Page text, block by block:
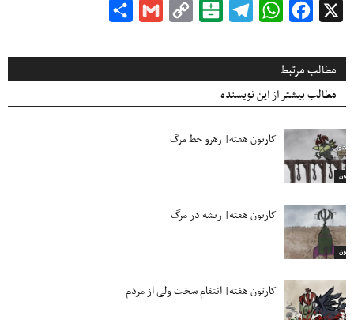
Facebook
WhatsApp
Telegram
Balatarin
Copy
Gmail
مطالب مرتبط
مطالب بیشتر از این نویسنده
کارتون
کارتون هفته| رهرو خط مرگ
کارتون
کارتون هفته| ریشه در مرگ
کارتون هفته| انتقام سخت ولی از مردم